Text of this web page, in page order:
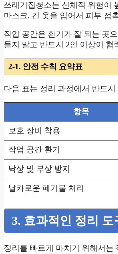
쓰레기집청소는 신체적 위험이
마스크, 긴 옷을 입어서 피부 접
작업 공간은 환기가 잘 되는 곳
들지 말고 반드시 2인 이상이
2-1. 안전 수칙 요약표
다음 표는 정리 과정에서 반드
항목
보호 장비 착용
작업 공간 환기
낙상 및 부상 방지
날카로운 폐기물 처리
3. 효과적인 정리 도
정리를 빠르게 마치기 위해서는